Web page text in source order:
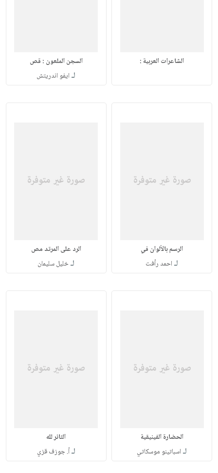
الشاعرات العربية : السجن الملعون : قص
لـ ايفو اندريتش
الرسم بالألوان في
لـ احمد رأفت
الرد على المرتد مص
لـخليل سليمان
الحضارة الفينيقية
لـ اسباتينو موسكاتي
الثائر لله
لـأ. جوزف قزي